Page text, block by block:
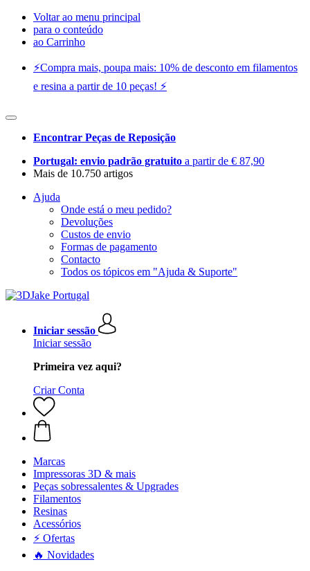
Voltar ao menu principal
para o conteúdo
ao Carrinho
⚡️Compra mais, poupa mais: 10% de desconto em filamentos
e resina a partir de 10 peças! ⚡️
Encontrar Peças de Reposição
Portugal: envio padrão gratuito a partir de € 87,90
Mais de 10.750 artigos
Ajuda
Onde está o meu pedido?
Devoluções
Custos de envio
Formas de pagamento
Contacto
Todos os tópicos em "Ajuda & Suporte"
Iniciar sessão
Iniciar sessão
Primeira vez aqui?
Criar Conta
Marcas
Impressoras 3D & mais
Peças sobressalentes & Upgrades
Filamentos
Resinas
Acessórios
⚡ Ofertas
🔥 Novidades